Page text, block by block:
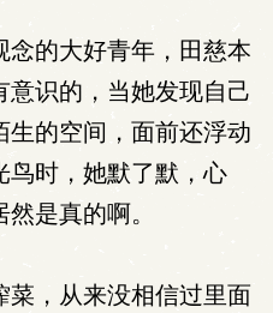
的大好青年，田慈本
识的，当她发现自己
生的空间，面前还浮动
鸟时，她默了默，心
是真的啊。
，从来没相信过里面